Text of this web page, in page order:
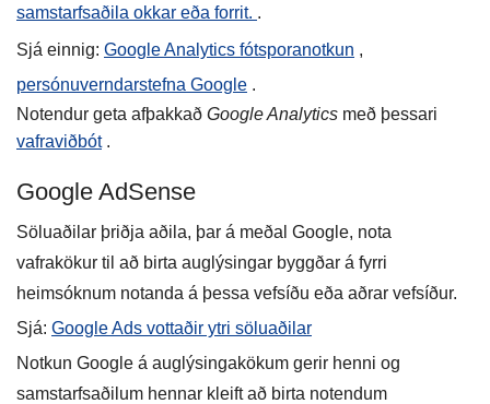
samstarfsaðila okkar eða forrit. .
Sjá einnig: Google Analytics fótsporanotkun ,
persónuverndarstefna Google .
Notendur geta afþakkað Google Analytics með þessari
vafraviðbót.
Google AdSense
Söluaðilar þriðja aðila, þar á meðal Google, nota
vafrakökur til að birta auglýsingar byggðar á fyrri
heimsóknum notanda á þessa vefsíðu eða aðrar vefsíður.
Sjá: Google Ads vottaðir ytri söluaðilar
Notkun Google á auglýsingakökum gerir henni og
samstarfsaðilum hennar kleift að birta notendum